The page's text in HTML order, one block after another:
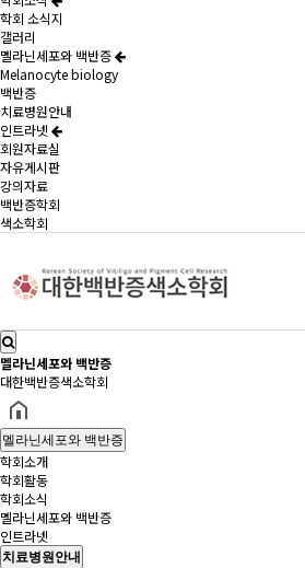
학회 소식지
갤러리
멜라닌세포와 백반증
Melanocyte biology
백반증
치료병원안내
인트라넷
회원자료실
자유게시판
강의자료
백반증학회
색소학회
멜라닌세포와 백반증
대한백반증색소학회
멜라닌세포와 백반증
학회소개
학회활동
학회소식
멜라닌세포와 백반증
인트라넷
치료병원안내